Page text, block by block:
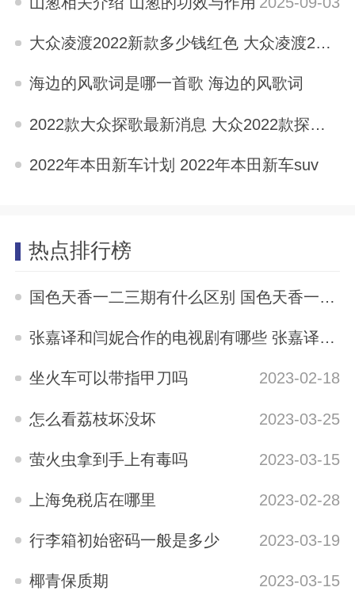
大众凌渡2022新款多少钱红色 大众凌渡2022新款多少钱
2025-09-03
海边的风歌词是哪一首歌 海边的风歌词
2025-09-03
2022款大众探歌最新消息 大众2022款探歌怎么样
2025-09-03
2022年本田新车计划 2022年本田新车suv
热点排行榜
国色天香一二三期有什么区别 国色天香一二三期区别是什么
2023-05-12
张嘉译和闫妮合作的电视剧有哪些 张嘉译与闫妮合演的电视剧有哪些
坐火车可以带指甲刀吗 2023-02-18
怎么看荔枝坏没坏 2023-03-25
萤火虫拿到手上有毒吗 2023-03-15
上海免税店在哪里 2023-02-28
行李箱初始密码一般是多少 2023-03-19
椰青保质期 2023-03-15